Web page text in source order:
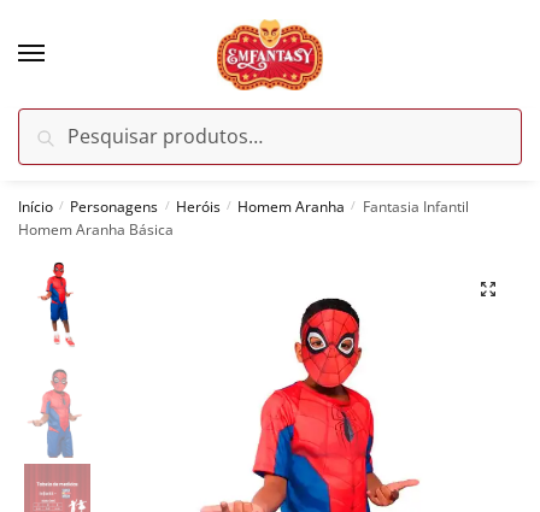
por:
Pesquisar
Início / Personagens / Heróis / Homem Aranha / Fantasia Infantil
Homem Aranha Básica
🔍